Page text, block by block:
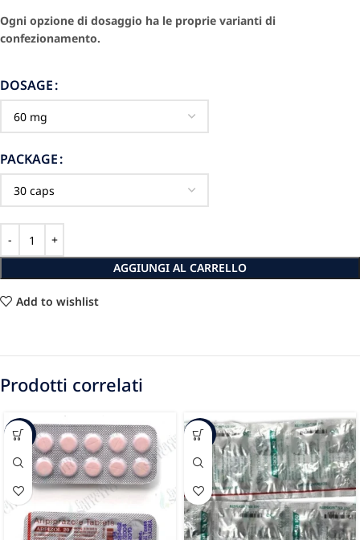
Ogni opzione di dosaggio ha le proprie varianti di
confezionamento.
DOSAGE
PACKAGE
AGGIUNGI AL CARRELLO
Add to wishlist
Prodotti correlati
-59% -43%